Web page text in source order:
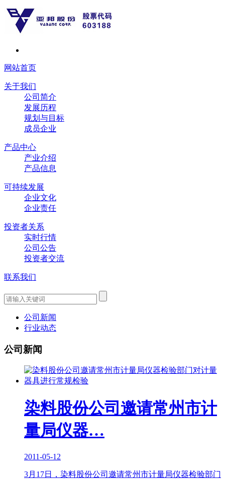
网站首页
关于我们
公司简介
发展历程
规划与目标
成员企业
产品中心
产业介绍
产品信息
可持续发展
企业文化
企业责任
投资者关系
实时行情
公司公告
投资者交流
联系我们
公司新闻
行业动态
公司新闻
染料股份公司邀请常州市计
量局仪器…
2011-05-12
3月17日，染料股份公司邀请常州市计量局仪器检验部门